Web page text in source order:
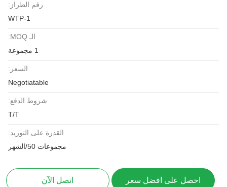
رقم الطراز:
WTP-1
الـ MOQ:
السعر:
Negotiatable
شروط الدفع:
T/T
القدرة على التوريد:
مجموعات 50/الشهر
احصل على افضل سعر اتصل الآن